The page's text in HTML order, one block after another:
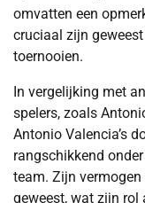
omvatten een
cruciaal zijn
toernooien.
In vergelijking met
spelers, zoals
Antonio Valencia’s
rangschikkend
team. Zijn
geweest, wat zijn rol